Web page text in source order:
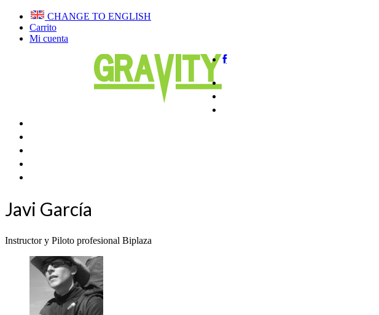
CHANGE TO ENGLISH
Carrito
Mi cuenta
Javi García
Instructor y Piloto profesional Biplaza